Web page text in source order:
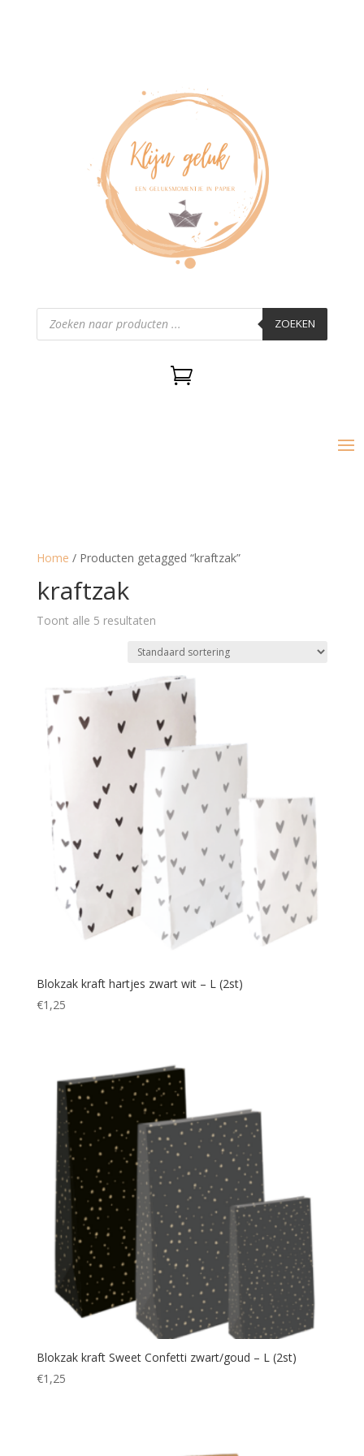
Producten
zoeken ZOEKEN

Home / Producten getagged “kraftzak”
kraftzak
Toont alle 5 resultaten
Blokzak kraft hartjes zwart wit – L (2st)
€1,25
Blokzak kraft Sweet Confetti zwart/goud – L (2st)
€1,25